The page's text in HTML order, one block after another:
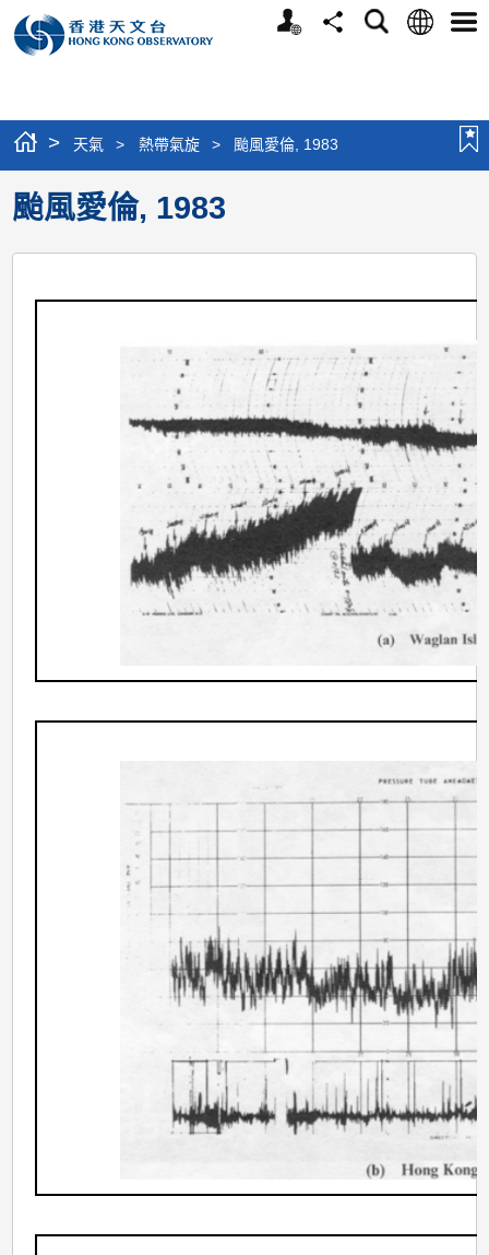
個
分
搜
語
選
> 天氣 > 熱帶氣旋 > 颱風愛倫, 1983
颱風愛倫, 1983